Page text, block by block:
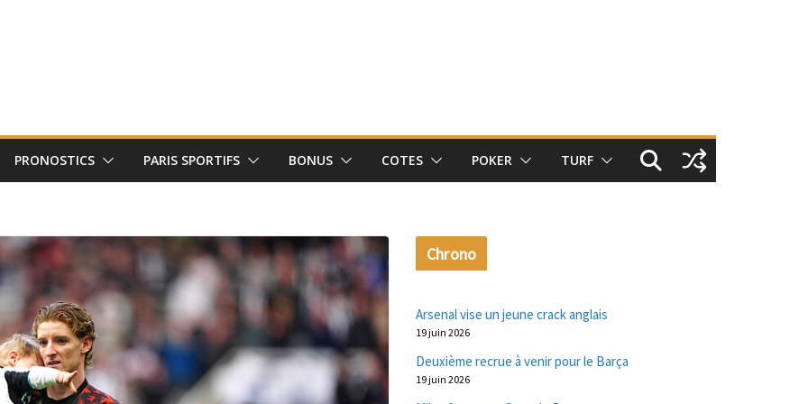
PRONOSTICS PARIS SPORTIFS BONUS COTES POKER TURF
Chrono
Arsenal vise un jeune crack anglais
19 juin 2026
Deuxième recrue à venir pour le Barça
19 juin 2026